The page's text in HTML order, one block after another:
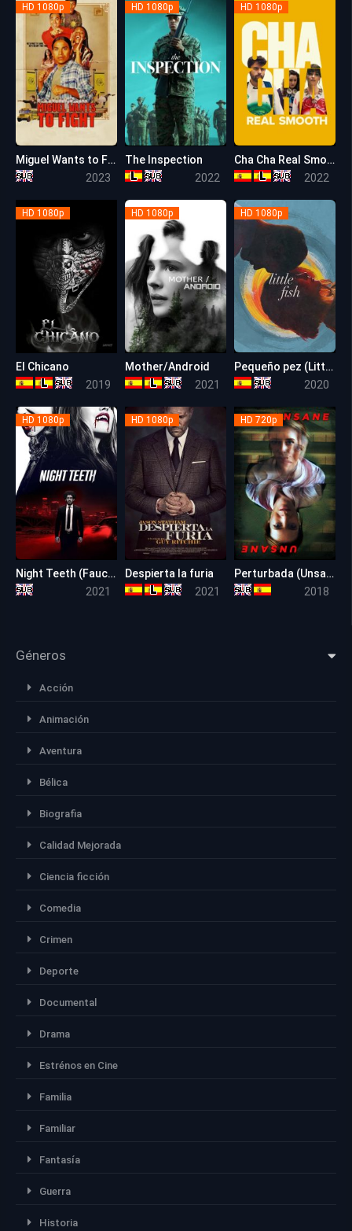
HD 1080p
Miguel Wants to Fight
2023
HD 1080p
The Inspection
2022
HD 1080p
Cha Cha Real Smooth
2022
HD 1080p
El Chicano
2019
HD 1080p
Mother/Android
2021
HD 1080p
Pequeño pez (Little Fish)
2020
HD 1080p
Night Teeth (Fauces de la noche)
2021
HD 1080p
Despierta la furia
2021
HD 720p
Perturbada (Unsane)
2018
Géneros
Acción
Animación
Aventura
Bélica
Biografia
Calidad Mejorada
Ciencia ficción
Comedia
Crimen
Deporte
Documental
Drama
Estrénos en Cine
Familia
Familiar
Fantasía
Guerra
Historia